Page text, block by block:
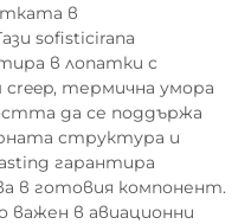
в
sofisticirana
в лопатки с
термична умора
да се поддържа
структура и
гарантира
в готовия компонент.
важен в авиационни